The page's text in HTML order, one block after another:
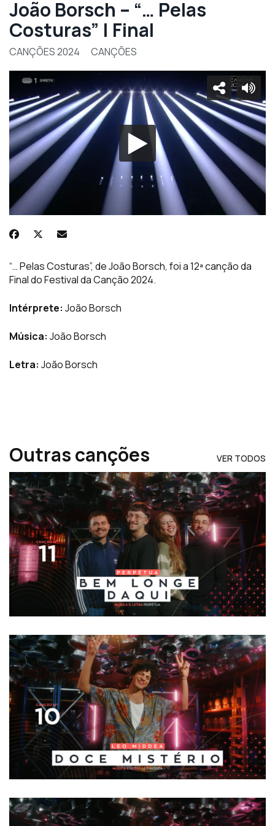
João Borsch – “… Pelas
Costuras” | Final
CANÇÕES 2024 CANÇÕES
“… Pelas Costuras”, de João Borsch, foi a 12ª canção da
Final do Festival da Canção 2024.
Intérprete: João Borsch
Música: João Borsch
Letra: João Borsch
Outras canções VER TODOS